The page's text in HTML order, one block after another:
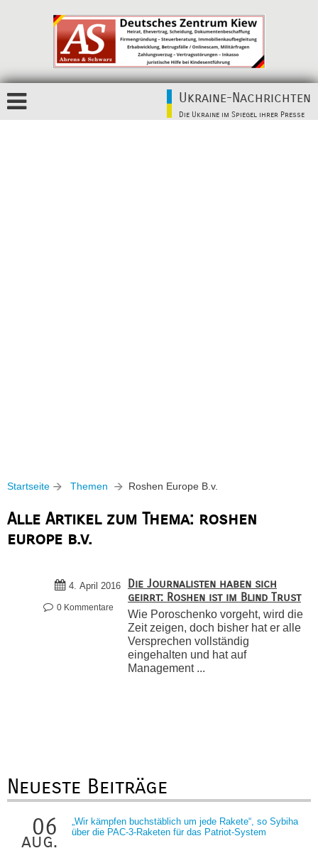
Ukraine-Nachrichten
Die Ukraine im Spiegel ihrer Presse
Startseite Themen Roshen Europe B.v.
Alle Artikel zum Thema: roshen
europe b.v.
4. April 2016
0 Kommentare
Die Journalisten haben sich
geirrt: Roshen ist im Blind Trust
Wie Poroschenko vorgeht, wird die
Zeit zeigen, doch bisher hat er alle
Versprechen vollständig
eingehalten und hat auf
Management ...
Neueste Beiträge
06
aug.
„Wir kämpfen buchstäblich um jede Rakete“, so Sybiha
über die PAC-3-Raketen für das Patriot-System